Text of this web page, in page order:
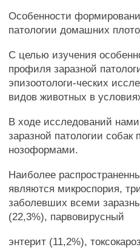
Особенности
патологии домашних
С целью изучения
профиля заразной
эпизоотологи-ческих
видов животных в
В ходе исследований
заразной патологии
нозоформами.
Наиболее
являются микроспория,
заболевших всеми
(22,3%), парвовирусный
энтерит (11,2%),